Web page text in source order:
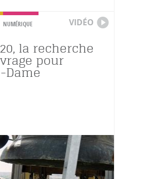
NUMÉRIQUE VIDÉO
la recherche
pour
Dame